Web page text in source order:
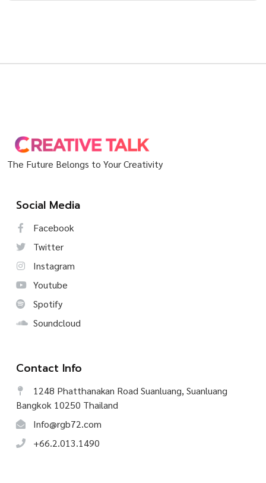
The Future Belongs to Your Creativity
Social Media
Facebook
Twitter
Instagram
Youtube
Spotify
Soundcloud
Contact Info
1248 Phatthanakan Road Suanluang, Suanluang
Bangkok 10250 Thailand
Info@rgb72.com
+66.2.013.1490